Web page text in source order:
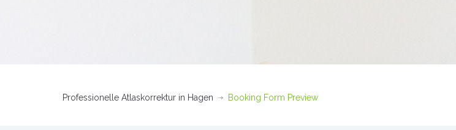
Professionelle Atlaskorrektur in Hagen Booking Form Preview